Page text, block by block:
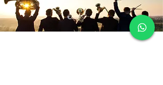
Descubriendo a la OSÑ